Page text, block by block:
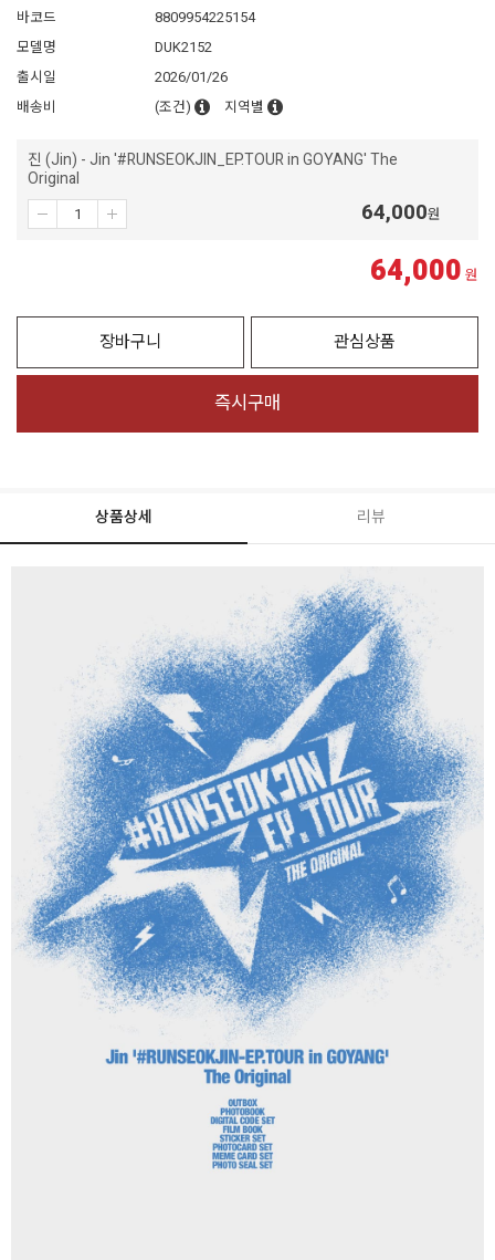
바코드
8809954225154
모델명
DUK2152
출시일
2026/01/26
배송비
(조건) 지역별
진 (Jin) - Jin '#RUNSEOKJIN_EP.TOUR in GOYANG' The
Original
64,000원
64,000 원
장바구니 관심상품
즉시구매
상품상세 리뷰